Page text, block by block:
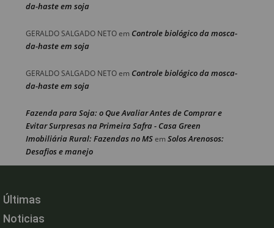
da-haste em soja
GERALDO SALGADO NETOem Controle biológico da mosca-
da-haste em soja
GERALDO SALGADO NETOem Controle biológico da mosca-
da-haste em soja
Fazenda para Soja: o Que Avaliar Antes de Comprar e
Evitar Surpresas na Primeira Safra - Casa Green
Imobiliária Rural: Fazendas no MSem Solos Arenosos:
Desafios e manejo
Últimas
Noticias